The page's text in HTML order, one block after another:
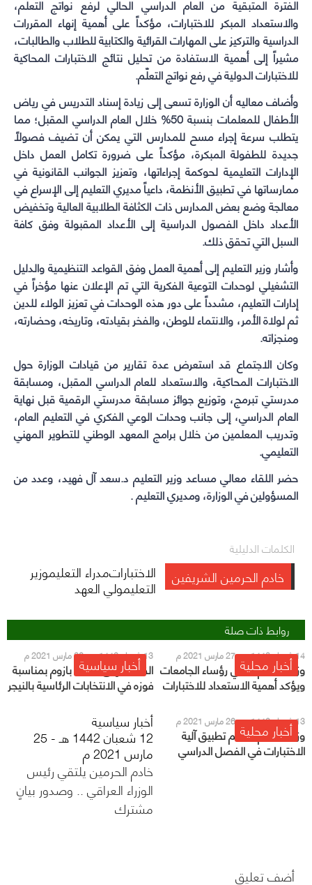
الفترة المتبقية من العام الدراسي الحالي لرفع نواتج التعلّم،
والاستعداد المبكر للاختبارات، مؤكداً على أهمية إنهاء المقررات
الدراسية والتركيز على المهارات القرائية والكتابية للطلاب والطالبات،
مشيراً إلى أهمية الاستفادة من تحليل نتائج الاختبارات المحاكية
للاختبارات الدولية في رفع نواتج التعلّم.
وأضاف معاليه أن الوزارة تسعى إلى زيادة إسناد التدريس في رياض
الأطفال للمعلمات بنسبة 50% خلال العام الدراسي المقبل؛ مما
يتطلب سرعة إجراء مسح للمدارس التي يمكن أن تضيف فصولاً
جديدة للطفولة المبكرة، مؤكداً على ضرورة تكامل العمل داخل
الإدارات التعليمية لحوكمة إجراءاتها، وتعزيز الجوانب القانونية في
ممارساتها في تطبيق الأنظمة، داعياً مديري التعليم إلى الإسراع في
معالجة وضع بعض المدارس ذات الكثافة الطلابية العالية وتخفيض
الأعداد داخل الفصول الدراسية إلى الأعداد المقبولة وفق كافة
السبل التي تحقق ذلك.
وأشار وزير التعليم إلى أهمية العمل وفق القواعد التنظيمية والدليل
التشغيلي لوحدات التوعية الفكرية التي تم الإعلان عنها مؤخراً في
إدارات التعليم، مشدداً على دور هذه الوحدات في تعزيز الولاء للدين
ثم لولاة الأمر، والانتماء للوطن، والفخر بقيادته، وتاريخه، وحضارته،
ومنجزاته.
وكان الاجتماع قد استعرض عدة تقارير من قيادات الوزارة حول
الاختبارات المحاكية، والاستعداد للعام الدراسي المقبل، ومسابقة
مدرستي تبرمج، وتوزيع جوائز مسابقة مدرستي الرقمية قبل نهاية
العام الدراسي، إلى جانب وحدات الوعي الفكري في التعليم العام،
وتدريب المعلمين من خلال برامج المعهد الوطني للتطوير المهني
التعليمي.
حضر اللقاء معالي مساعد وزير التعليم د.سعد آل فهيد، وعدد من
المسؤولين في الوزارة، ومديري التعليم .
الكلمات الدليلية
الاختبارات خادم الحرمين الشريفين مدراء التعليموزير
التعليمولي العهد
روابط ذات صلة
أخبار محلية14 شعبان 1442 هـ - 27 مارس 2021 م
وزير التعليم يلتقي رؤساء الجامعات
ويؤكد أهمية الاستعداد للاختبارات
أخبار سياسية13 شعبان 1442 هـ - 26 مارس 2021 م
القيادة تهنئ محمد بازوم بمناسبة
فوزه في الانتخابات الرئاسية بالنيجر
أخبار محلية13 شعبان 1442 هـ - 26 مارس 2021 م
وزير التعليم: سيتم تطبيق آلية
الاختبارات في الفصل الدراسي
أخبار سياسية
12 شعبان 1442 هـ - 25
مارس 2021 م
خادم الحرمين يلتقي رئيس
الوزراء العراقي .. وصدور بيانٍ
مشترك
أضف تعليق